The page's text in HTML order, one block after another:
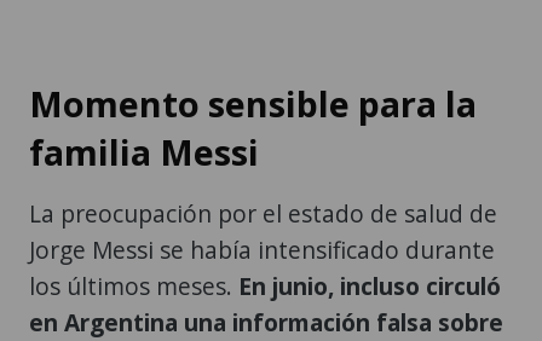
Momento sensible para la
familia Messi
La preocupación por el estado de salud de
Jorge Messi se había intensificado durante
los últimos meses. En junio, incluso circuló
en Argentina una información falsa sobre